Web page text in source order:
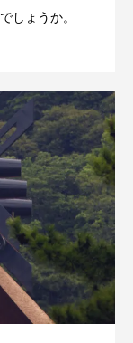
しょうか。